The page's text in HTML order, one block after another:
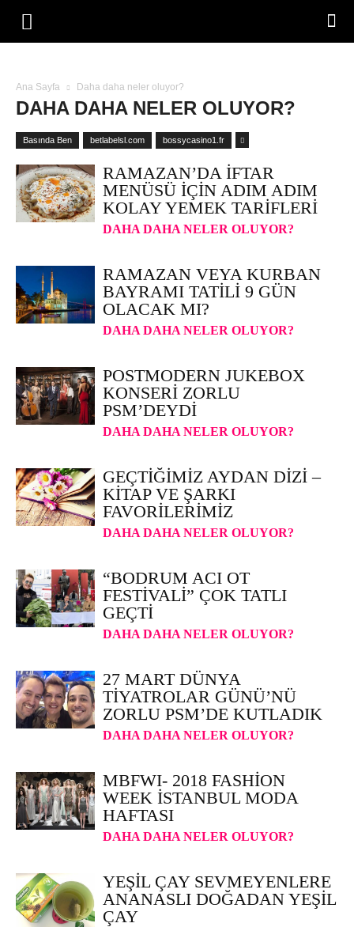
Ana Sayfa Daha daha neler oluyor?
DAHA DAHA NELER OLUYOR?
Basında Ben betlabelsl.com bossycasino1.fr
RAMAZAN’DA İFTAR
MENÜSÜ IÇIN ADIM ADIM
KOLAY YEMEK TARIFLERI
DAHA DAHA NELER OLUYOR?
RAMAZAN VEYA KURBAN
BAYRAMI TATILI 9 GÜN
OLACAK MI?
DAHA DAHA NELER OLUYOR?
POSTMODERN JUKEBOX
KONSERI ZORLU
PSM’DEYDI
DAHA DAHA NELER OLUYOR?
GEÇTIĞIMIZ AYDAN DIZI –
KITAP VE ŞARKI
FAVORILERIMIZ
DAHA DAHA NELER OLUYOR?
“BODRUM ACI OT
FESTIVALI” ÇOK TATLI
GEÇTI
DAHA DAHA NELER OLUYOR?
27 MART DÜNYA
TIYATROLAR GÜNÜ’NÜ
ZORLU PSM’DE KUTLADIK
DAHA DAHA NELER OLUYOR?
MBFWI- 2018 FASHION
WEEK İSTANBUL MODA
HAFTASI
DAHA DAHA NELER OLUYOR?
YEŞIL ÇAY SEVMEYENLERE
ANANASLI DOĞADAN YEŞIL
ÇAY